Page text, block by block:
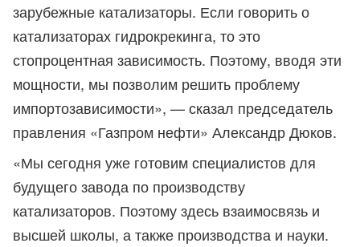
зарубежные катализаторы. Если говорить о
катализаторах гидрокрекинга, то это
стопроцентная зависимость. Поэтому, вводя эти
мощности, мы позволим решить проблему
импортозависимости», — сказал председатель
правления «Газпром нефти» Александр Дюков.
«Мы сегодня уже готовим специалистов для
будущего завода по производству
катализаторов. Поэтому здесь взаимосвязь и
высшей школы, а также производства и науки.